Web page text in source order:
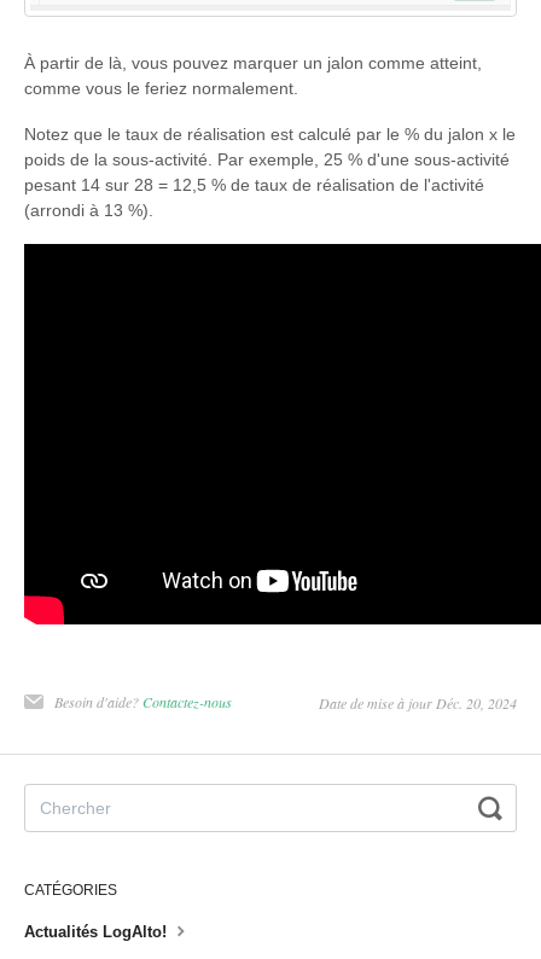
À partir de là, vous pouvez marquer un jalon comme atteint,
comme vous le feriez normalement.
Notez que le taux de réalisation est calculé par le % du jalon x le
poids de la sous-activité. Par exemple, 25 % d'une sous-activité
pesant 14 sur 28 = 12,5 % de taux de réalisation de l'activité
(arrondi à 13 %).
Besoin d'aide? Contactez-nous Date de mise à jour Déc. 20, 2024
CATÉGORIES
Actualités LogAlto!